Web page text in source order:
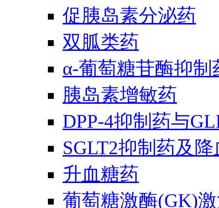
促胰岛素分泌药
双胍类药
α-葡萄糖苷酶抑制
胰岛素增敏药
DPP-4抑制药与
SGLT2抑制药及
升血糖药
葡萄糖激酶(GK)